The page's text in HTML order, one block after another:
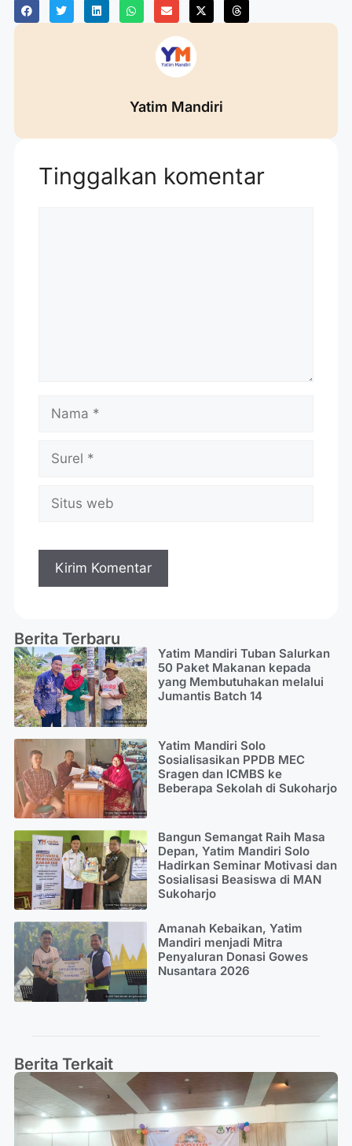
Yatim Mandiri
Tinggalkan komentar
Berita Terbaru
Yatim Mandiri Tuban Salurkan
50 Paket Makanan kepada
yang Membutuhakan melalui
Jumantis Batch 14
Yatim Mandiri Solo
Sosialisasikan PPDB MEC
Sragen dan ICMBS ke
Beberapa Sekolah di Sukoharjo
Bangun Semangat Raih Masa
Depan, Yatim Mandiri Solo
Hadirkan Seminar Motivasi dan
Sosialisasi Beasiswa di MAN
Sukoharjo
Amanah Kebaikan, Yatim
Mandiri menjadi Mitra
Penyaluran Donasi Gowes
Nusantara 2026
Berita Terkait